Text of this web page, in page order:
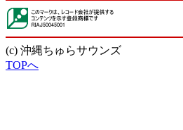
(c) 沖縄ちゅらサウンズ
TOPへ